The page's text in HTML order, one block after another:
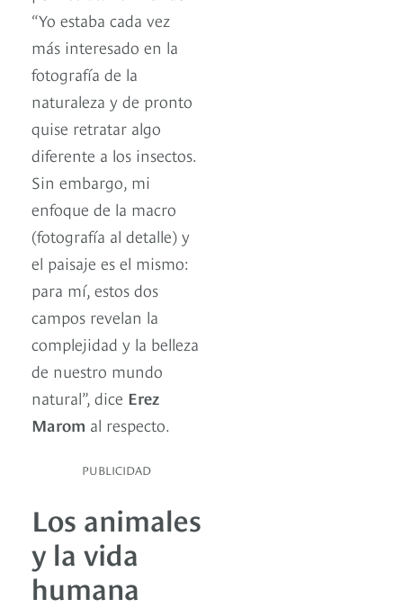
“Yo estaba cada vez
más interesado en la
fotografía de la
naturaleza y de pronto
quise retratar algo
diferente a los insectos.
Sin embargo, mi
enfoque de la macro
(fotografía al detalle) y
el paisaje es el mismo:
para mí, estos dos
campos revelan la
complejidad y la belleza
de nuestro mundo
natural”, dice Erez
Marom al respecto.
PUBLICIDAD
Los animales
y la vida
humana